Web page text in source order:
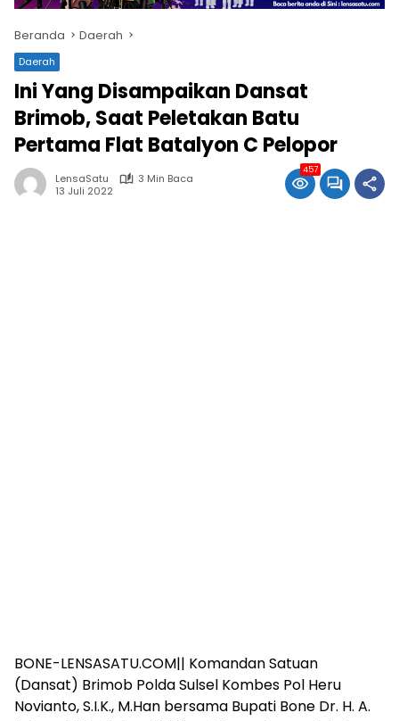
Beranda Daerah
Daerah
Ini Yang Disampaikan Dansat
Brimob, Saat Peletakan Batu
Pertama Flat Batalyon C Pelopor
LensaSatu
3 Min Baca
13 Juli 2022
457
BONE-LENSASATU.COM|| Komandan Satuan
(Dansat) Brimob Polda Sulsel Kombes Pol Heru
Novianto, S.I.K., M.Han bersama Bupati Bone Dr. H. A.